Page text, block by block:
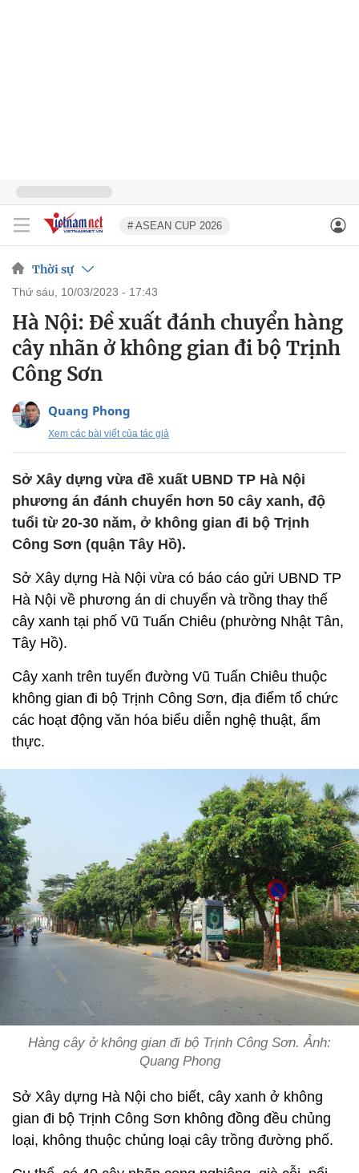
# ASEAN CUP 2026
Thời sự
thứ sáu, 10/03/2023 - 17:43
Hà Nội: Đề xuất đánh chuyển hàng
cây nhãn ở không gian đi bộ Trịnh
Công Sơn
Quang Phong
Xem các bài viết của tác giả
Sở Xây dựng vừa đề xuất UBND TP Hà Nội
phương án đánh chuyển hơn 50 cây xanh, độ
tuổi từ 20-30 năm, ở không gian đi bộ Trịnh
Công Sơn (quận Tây Hồ).
Sở Xây dựng Hà Nội vừa có báo cáo gửi UBND TP
Hà Nội về phương án di chuyển và trồng thay thế
cây xanh tại phố Vũ Tuấn Chiêu (phường Nhật Tân,
Tây Hồ).
Cây xanh trên tuyến đường Vũ Tuấn Chiêu thuộc
không gian đi bộ Trịnh Công Sơn, địa điểm tổ chức
các hoạt động văn hóa biểu diễn nghệ thuật, ẩm
thực.
Hàng cây ở không gian đi bộ Trịnh Công Sơn. Ảnh:
Quang Phong
Sở Xây dựng Hà Nội cho biết, cây xanh ở không
gian đi bộ Trịnh Công Sơn không đồng đều chủng
loại, không thuộc chủng loại cây trồng đường phố.